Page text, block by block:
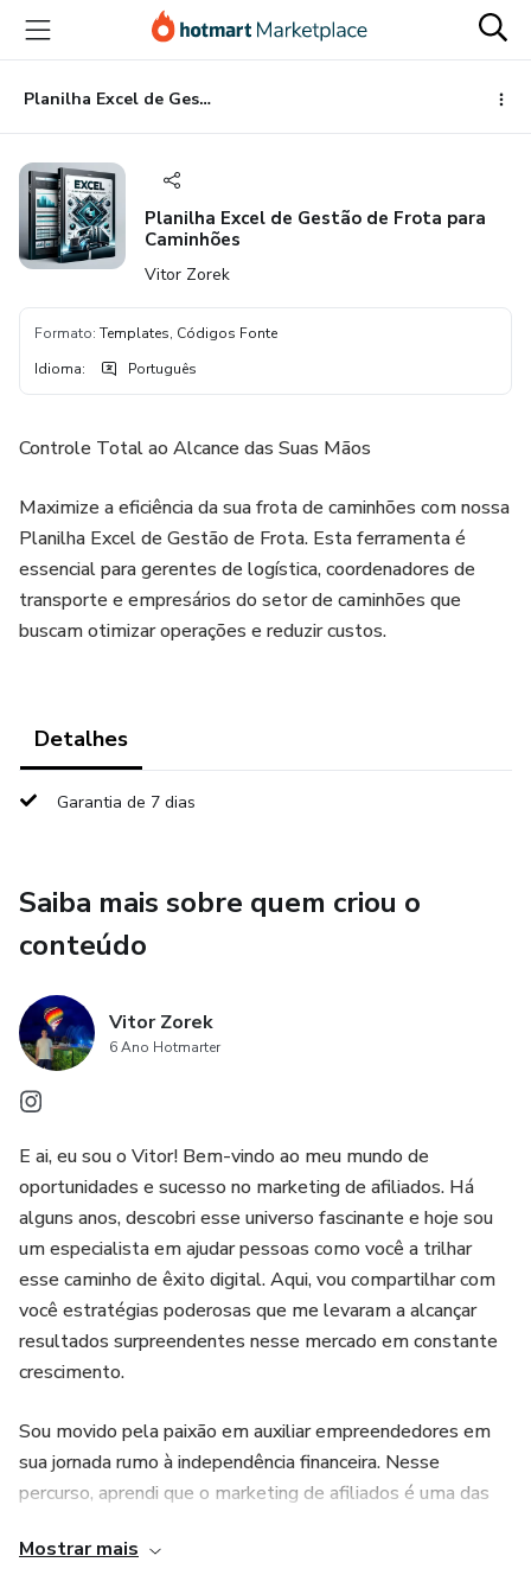
para
conteúdo
principal
para
pagamento
para
rodapé
Planilha Excel de Gestão de Frota para Caminhões
Planilha Excel de Gestão de Frota para
Caminhões
Vitor Zorek
Formato: Templates, Códigos Fonte
Idioma: Português
Controle Total ao Alcance das Suas Mãos
Maximize a eficiência da sua frota de caminhões com nossa
Planilha Excel de Gestão de Frota. Esta ferramenta é
essencial para gerentes de logística, coordenadores de
transporte e empresários do setor de caminhões que
buscam otimizar operações e reduzir custos.
Detalhes
Garantia de 7 dias
Saiba mais sobre quem criou o
conteúdo
Vitor Zorek
6 Ano Hotmarter
E ai, eu sou o Vitor! Bem-vindo ao meu mundo de
oportunidades e sucesso no marketing de afiliados. Há
alguns anos, descobri esse universo fascinante e hoje sou
um especialista em ajudar pessoas como você a trilhar
esse caminho de êxito digital. Aqui, vou compartilhar com
você estratégias poderosas que me levaram a alcançar
resultados surpreendentes nesse mercado em constante
crescimento.
Sou movido pela paixão em auxiliar empreendedores em
sua jornada rumo à independência financeira. Nesse
percurso, aprendi que o marketing de afiliados é uma das
online lucrativo. Com as táticas certas e uma mentalidade
Mostrar mais